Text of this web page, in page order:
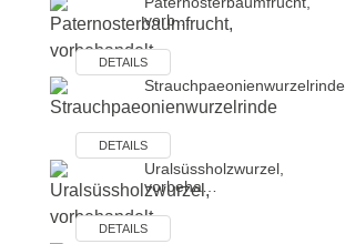
vorb…
DETAILS
Strauchpaeonienwurzelrinde
DETAILS
Uralsüssholzwurzel,
vorbeha…
DETAILS